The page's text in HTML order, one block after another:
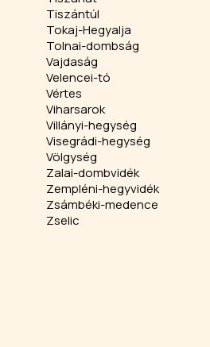
Tiszántúl
Tokaj-Hegyalja
Tolnai-dombság
Vajdaság
Velencei-tó
Vértes
Viharsarok
Villányi-hegység
Visegrádi-hegység
Völgység
Zalai-dombvidék
Zempléni-hegyvidék
Zsámbéki-medence
Zselic